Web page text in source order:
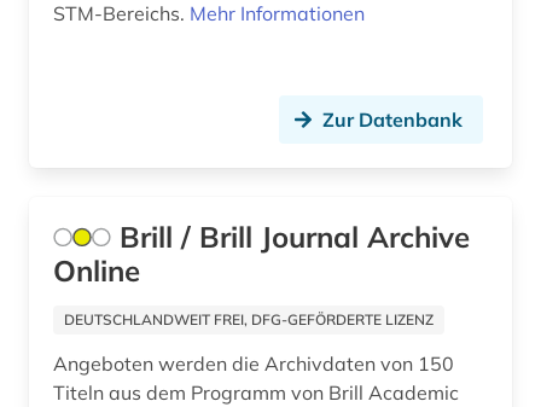
frauenforschung (1)
freie wohlfahrtspflege (2)
freud (1)
friedenswissenschaft (1)
fundstellenverzeichnis (1)
STM-Bereichs. Mehr Informationen
Zur Datenbank
Brill / Brill Journal Archive
Online
DEUTSCHLANDWEIT FREI, DFG-GEFÖRDERTE LIZENZ
Angeboten werden die Archivdaten von 150
Titeln aus dem Programm von Brill Academic